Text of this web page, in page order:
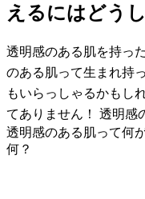
えるにはどう
透明感のある肌を持っ
のある肌って生まれ持
もいらっしゃるかもし
てありません！ 透明感
透明感のある肌って何
何？